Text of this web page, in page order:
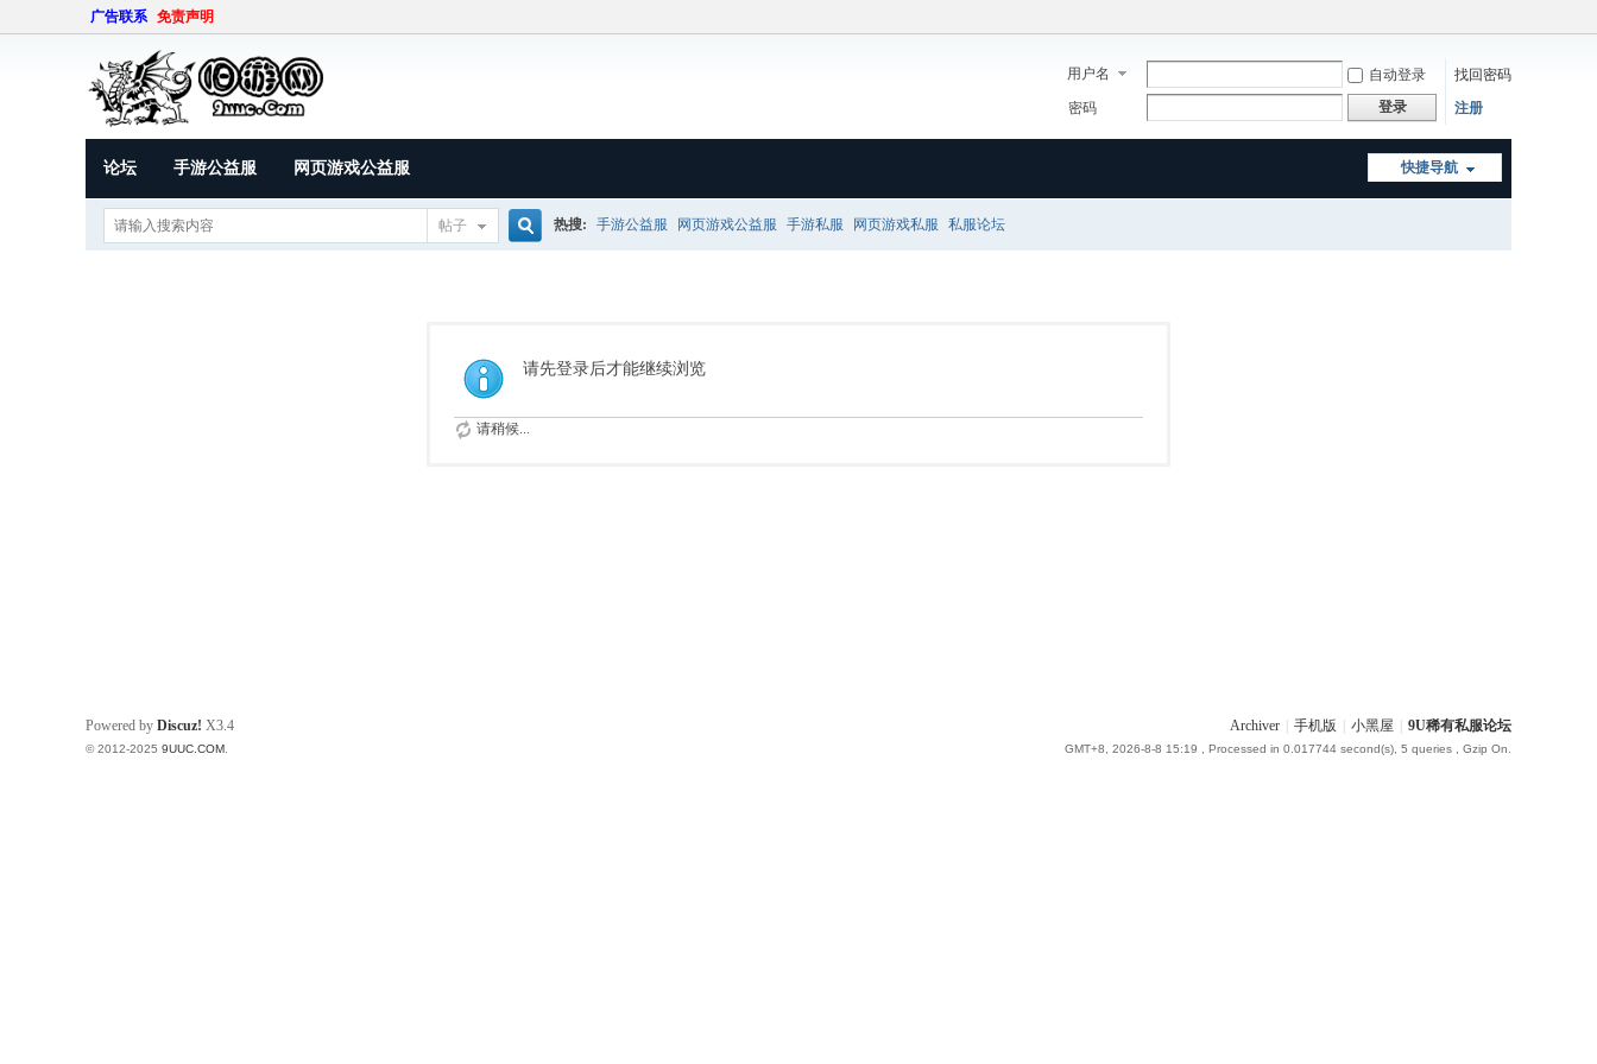
广告联系 免责声明
用户名 自动登录
找回密码
密码
登录 注册
快捷导航
论坛 手游公益服 网页游戏公益服
帖子 热搜: 手游公益服 网页游戏公益服 手游私服 网页游戏私服 私服论坛
请先登录后才能继续浏览
请稍候...
Archiver 手机版 小黑屋 9U稀有私服论坛
GMT+8, 2026-8-8 15:19 , Processed in 0.017744 second(s), 5 queries , Gzip On.
Powered by Discuz! X3.4
© 2012-2025 9UUC.COM